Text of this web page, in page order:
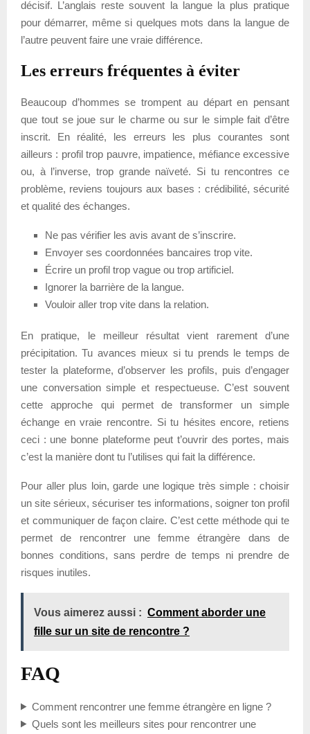
décisif. L’anglais reste souvent la langue la plus pratique
pour démarrer, même si quelques mots dans la langue de
l’autre peuvent faire une vraie différence.
Les erreurs fréquentes à éviter
Beaucoup d’hommes se trompent au départ en pensant
que tout se joue sur le charme ou sur le simple fait d’être
inscrit. En réalité, les erreurs les plus courantes sont
ailleurs : profil trop pauvre, impatience, méfiance excessive
ou, à l’inverse, trop grande naïveté. Si tu rencontres ce
problème, reviens toujours aux bases : crédibilité, sécurité
et qualité des échanges.
Ne pas vérifier les avis avant de s’inscrire.
Envoyer ses coordonnées bancaires trop vite.
Écrire un profil trop vague ou trop artificiel.
Ignorer la barrière de la langue.
Vouloir aller trop vite dans la relation.
En pratique, le meilleur résultat vient rarement d’une
précipitation. Tu avances mieux si tu prends le temps de
tester la plateforme, d’observer les profils, puis d’engager
une conversation simple et respectueuse. C’est souvent
cette approche qui permet de transformer un simple
échange en vraie rencontre. Si tu hésites encore, retiens
ceci : une bonne plateforme peut t’ouvrir des portes, mais
c’est la manière dont tu l’utilises qui fait la différence.
Pour aller plus loin, garde une logique très simple : choisir
un site sérieux, sécuriser tes informations, soigner ton profil
et communiquer de façon claire. C’est cette méthode qui te
permet de rencontrer une femme étrangère dans de
bonnes conditions, sans perdre de temps ni prendre de
risques inutiles.
Vous aimerez aussi : Comment aborder une
fille sur un site de rencontre ?
FAQ
Comment rencontrer une femme étrangère en ligne ?
Quels sont les meilleurs sites pour rencontrer une